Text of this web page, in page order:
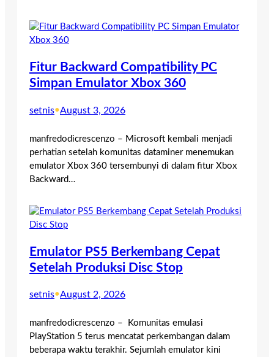
Fitur Backward Compatibility PC
Simpan Emulator Xbox 360
setnis•August 3, 2026
manfredodicrescenzo – Microsoft kembali menjadi
perhatian setelah komunitas dataminer menemukan
emulator Xbox 360 tersembunyi di dalam fitur Xbox
Backward…
Emulator PS5 Berkembang Cepat
Setelah Produksi Disc Stop
setnis•August 2, 2026
manfredodicrescenzo – Komunitas emulasi
PlayStation 5 terus mencatat perkembangan dalam
beberapa waktu terakhir. Sejumlah emulator kini